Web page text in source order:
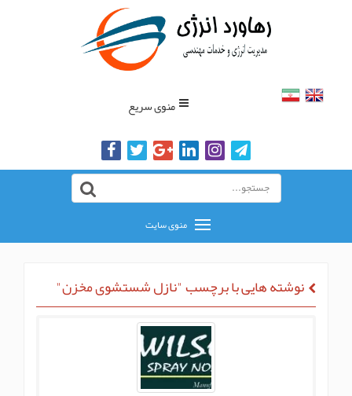
منوی سریع
منوی سایت
نوشته هایی با برچسب "نازل شستشوی مخزن"